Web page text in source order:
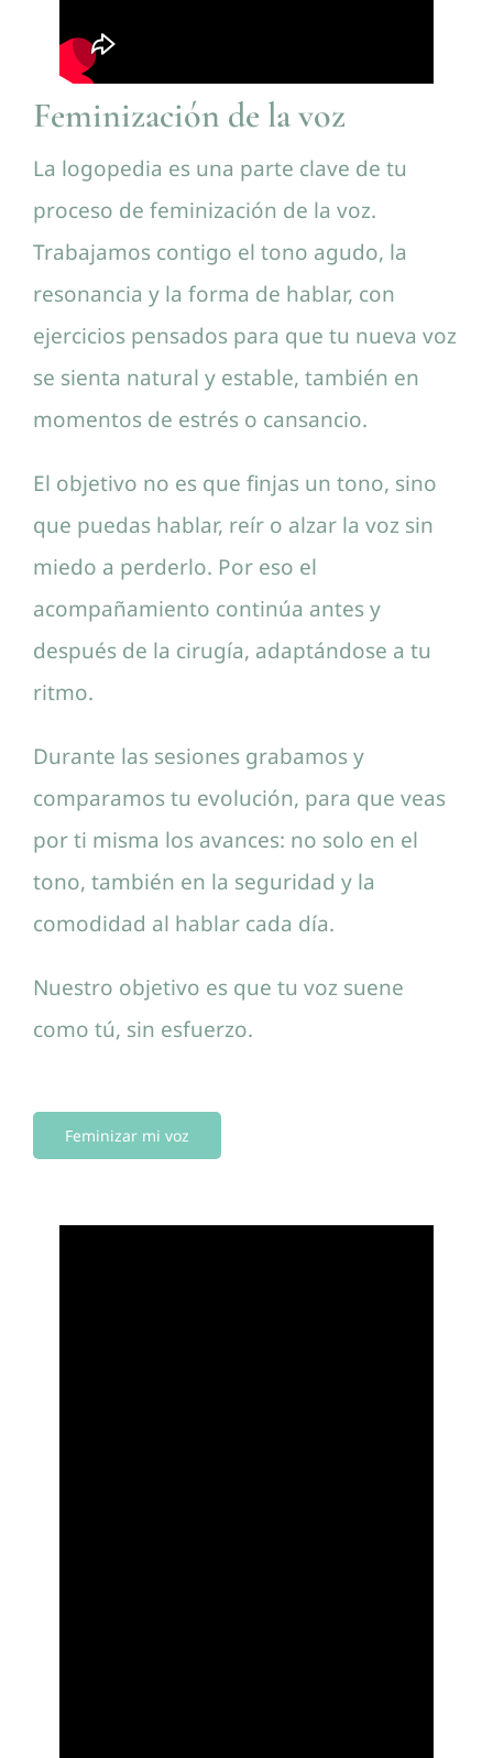
Feminización de la voz
La logopedia es una parte clave de tu
proceso de feminización de la voz.
Trabajamos contigo el tono agudo, la
resonancia y la forma de hablar, con
ejercicios pensados para que tu nueva voz
se sienta natural y estable, también en
momentos de estrés o cansancio.
El objetivo no es que finjas un tono, sino
que puedas hablar, reír o alzar la voz sin
miedo a perderlo. Por eso el
acompañamiento continúa antes y
después de la cirugía, adaptándose a tu
ritmo.
Durante las sesiones grabamos y
comparamos tu evolución, para que veas
por ti misma los avances: no solo en el
tono, también en la seguridad y la
comodidad al hablar cada día.
Nuestro objetivo es que tu voz suene
como tú, sin esfuerzo.
Feminizar mi voz